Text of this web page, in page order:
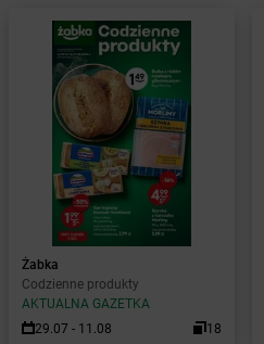
Żabka
Codzienne produkty
AKTUALNA GAZETKA
29.07 - 11.08
18